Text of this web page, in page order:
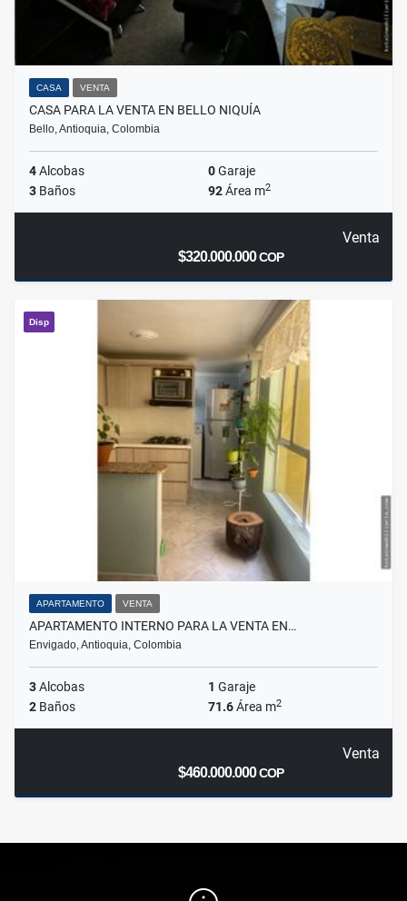
CASA VENTA
CASA PARA LA VENTA EN BELLO NIQUÍA
Bello, Antioquia, Colombia
4Alcobas 0Garaje
3 Baños 92Área m2
Venta
$320.000.000COP
Disp
APARTAMENTO VENTA
APARTAMENTO INTERNO PARA LA VENTA EN…
Envigado, Antioquia, Colombia
3Alcobas 1 Garaje
2 Baños 71.6Área m2
Venta
$460.000.000COP